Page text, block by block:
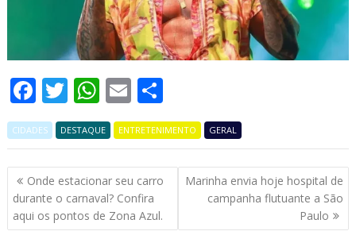
F
ac
e
b
o
o
T
w
itt
er
W
h
at
s
A
p
E
m
ai
l
h
ar
e
CIDADES DESTAQUE ENTRETENIMENTO GERAL
Navegação
de
Post
Onde estacionar seu carro
durante o carnaval? Confira
aqui os pontos de Zona Azul.
Marinha envia hoje hospital de
campanha flutuante a São
Paulo